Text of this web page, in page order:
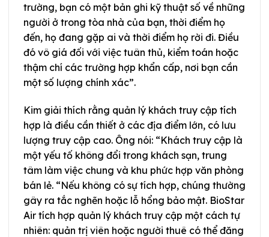
trường, bạn có một bản ghi kỹ thuật số về những
người ở trong tòa nhà của bạn, thời điểm họ
đến, họ đang gặp ai và thời điểm họ rời đi. Điều
đó vô giá đối với việc tuân thủ, kiểm toán hoặc
thậm chí các trường hợp khẩn cấp, nơi bạn cần
một số lượng chính xác”.
Kim giải thích rằng quản lý khách truy cập tích
hợp là điều cần thiết ở các địa điểm lớn, có lưu
lượng truy cập cao. Ông nói: “Khách truy cập là
một yếu tố không đổi trong khách sạn, trung
tâm làm việc chung và khu phức hợp văn phòng
bán lẻ. “Nếu không có sự tích hợp, chúng thường
gây ra tắc nghẽn hoặc lỗ hổng bảo mật. BioStar
Air tích hợp quản lý khách truy cập một cách tự
nhiên: quản trị viên hoặc người thuê có thể đăng